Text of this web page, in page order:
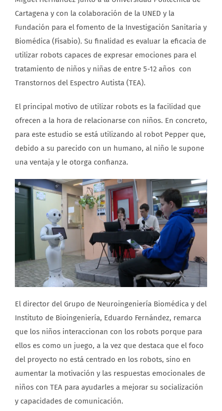
Cartagena y con la colaboración de la UNED y la
Fundación para el fomento de la Investigación Sanitaria y
Biomédica (Fisabio). Su finalidad es evaluar la eficacia de
utilizar robots capaces de expresar emociones para el
tratamiento de niños y niñas de entre 5-12 años con
Transtornos del Espectro Autista (TEA).
El principal motivo de utilizar robots es la facilidad que
ofrecen a la hora de relacionarse con niños. En concreto,
para este estudio se está utilizando al robot Pepper que,
debido a su parecido con un humano, al niño le supone
una ventaja y le otorga confianza.
El director del Grupo de Neuroingeniería Biomédica y del
Instituto de Bioingeniería, Eduardo Fernández, remarca
que los niños interaccionan con los robots porque para
ellos es como un juego, a la vez que destaca que el foco
del proyecto no está centrado en los robots, sino en
aumentar la motivación y las respuestas emocionales de
niños con TEA para ayudarles a mejorar su socialización
y capacidades de comunicación.